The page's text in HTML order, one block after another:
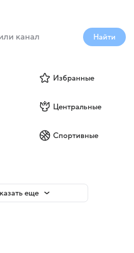
Найти
Избранные
Центральные
Спортивные
еще